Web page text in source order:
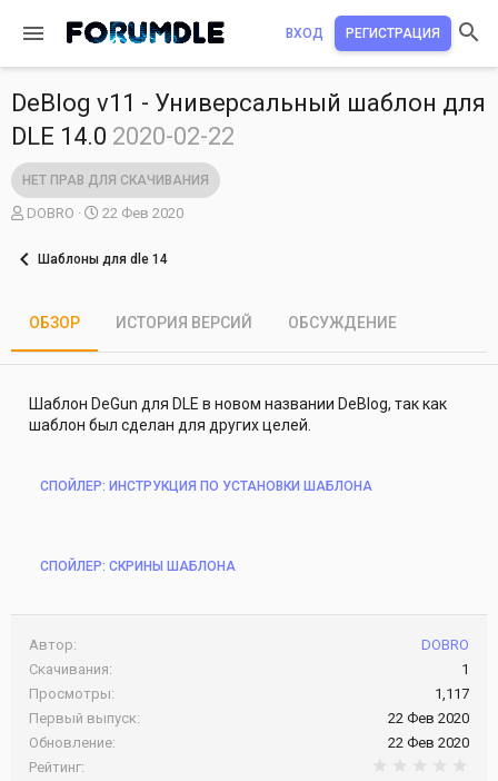
ВХОД РЕГИСТРАЦИЯ
DeBlog v11 - Универсальный шаблон для
DLE 14.0 2020-02-22
НЕТ ПРАВ ДЛЯ СКАЧИВАНИЯ
А
т
о
DOBRO
Д
а
д
и
я
22 Фев 2020
Шаблоны для dle 14
ОБЗОР ИСТОРИЯ ВЕРСИЙ ОБСУЖДЕНИЕ
Шаблон DeGun для DLE в новом названии DeBlog, так как
шаблон был сделан для других целей.
СПОЙЛЕР: ИНСТРУКЦИЯ ПО УСТАНОВКИ ШАБЛОНА
СПОЙЛЕР: СКРИНЫ ШАБЛОНА
Автор
DOBRO
Скачивания
1
Просмотры
1,117
Первый выпуск
22 Фев 2020
Обновление
22 Фев 2020
Рейтинг